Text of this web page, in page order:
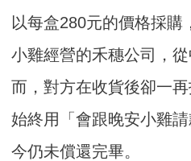
以每盒280元的價格採購
小雞經營的禾穗公司，
而，對方在收貨後卻一
始終用「會跟晚安小雞
今仍未償還完畢。